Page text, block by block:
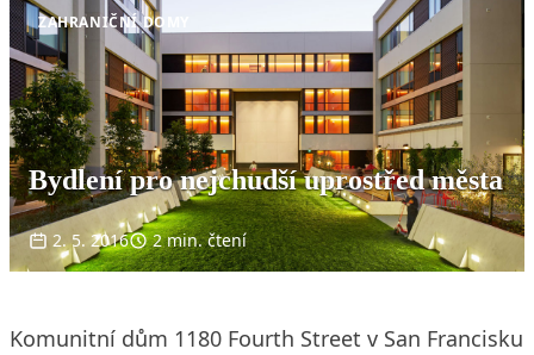
ZAHRANIČNÍ DOMY
Bydlení pro nejchudší uprostřed města
2. 5. 2016 2 min. čtení
Komunitní dům 1180 Fourth Street v San Francisku